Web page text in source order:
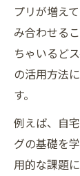
プリが増え
み合わせる
ちゃいるど
の活用方法
す。
例えば、自
グの基礎を
用的な課題